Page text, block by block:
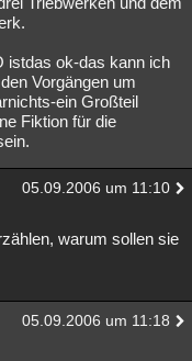
istdas ok-das kann ich
Vorgängen um
ein Großteil
Fiktion für die
05.09.2006 um 11:10
warum sollen sie
05.09.2006 um 11:18